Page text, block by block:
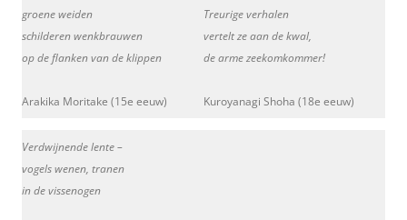
groene weiden
schilderen wenkbrauwen
op de flanken van de klippen
Arakika Moritake (15e eeuw)
Treurige verhalen
vertelt ze aan de kwal,
de arme zeekomkommer!
Kuroyanagi Shoha (18e eeuw)
Verdwijnende lente –
vogels wenen, tranen
in de vissenogen